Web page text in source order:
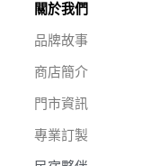
關於我們
品牌故事
商店簡介
門市資訊
專業訂製